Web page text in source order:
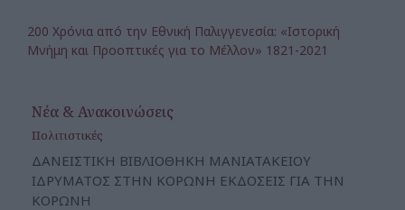
200 Χρόνια από την Εθνική Παλιγγενεσία: «Ιστορική
Μνήμη και Προοπτικές για το Μέλλον» 1821-2021
Νέα & Ανακοινώσεις
Πολιτιστικές
ΔΑΝΕΙΣΤΙΚΗ ΒΙΒΛΙΟΘΗΚΗ ΜΑΝΙΑΤΑΚΕΙΟΥ
ΙΔΡΥΜΑΤΟΣ ΣΤΗΝ ΚΟΡΩΝΗ ΕΚΔΟΣΕΙΣ ΓΙΑ ΤΗΝ
ΚΟΡΩΝΗ